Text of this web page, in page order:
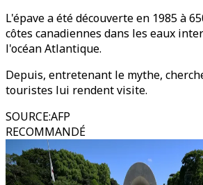
L'épave a été découverte en 1985 à
côtes canadiennes dans les eaux
l'océan Atlantique.
Depuis, entretenant le mythe,
touristes lui rendent visite.
SOURCE:AFP
RECOMMANDÉ